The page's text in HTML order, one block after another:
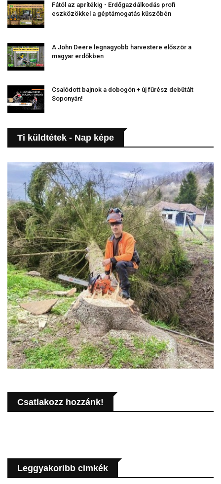
Fától az aprítékig - Erdőgazdálkodás profi
eszközökkel a géptámogatás küszöbén
A John Deere legnagyobb harvestere először a
magyar erdőkben
Csalódott bajnok a dobogón + új fűrész debütált
Soponyán!
Ti küldtétek - Nap képe
Csatlakozz hozzánk!
Leggyakoribb cimkék